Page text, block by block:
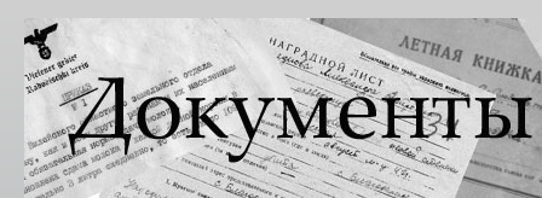
Документы
XX века
Всемирная
история в
Интернете